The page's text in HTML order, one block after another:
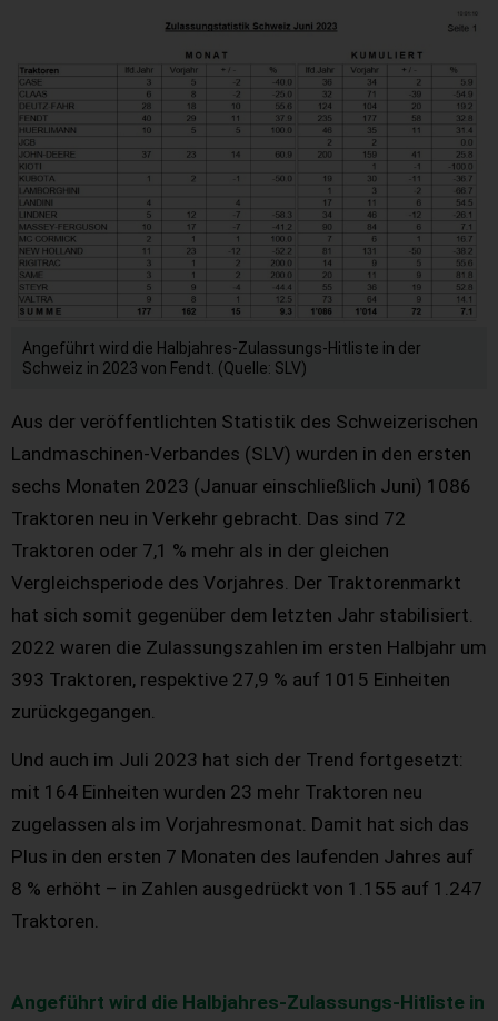
Angeführt wird die Halbjahres-Zulassungs-Hitliste in der
Schweiz in 2023 von Fendt. (Quelle: SLV)
Aus der veröffentlichten Statistik des Schweizerischen
Landmaschinen-Verbandes (SLV) wurden in den ersten
sechs Monaten 2023 (Januar einschließlich Juni) 1086
Traktoren neu in Verkehr gebracht. Das sind 72
Traktoren oder 7,1 % mehr als in der gleichen
Vergleichsperiode des Vorjahres. Der Traktorenmarkt
hat sich somit gegenüber dem letzten Jahr stabilisiert.
2022 waren die Zulassungszahlen im ersten Halbjahr um
393 Traktoren, respektive 27,9 % auf 1015 Einheiten
zurückgegangen.
Und auch im Juli 2023 hat sich der Trend fortgesetzt:
mit 164 Einheiten wurden 23 mehr Traktoren neu
zugelassen als im Vorjahresmonat. Damit hat sich das
Plus in den ersten 7 Monaten des laufenden Jahres auf
8 % erhöht – in Zahlen ausgedrückt von 1.155 auf 1.247
Traktoren.
Angeführt wird die Halbjahres-Zulassungs-Hitliste in